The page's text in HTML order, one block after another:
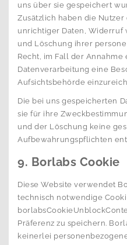
uns über sie gespeichert
Zusätzlich haben die
unrichtiger Daten, Widerruf
und Löschung ihrer
Recht, im Fall der
Datenverarbeitung eine
Aufsichtsbehörde
Die bei uns gespeicherten
sie für ihre
und der Löschung keine
Aufbewahrungspflichten
9. Borlabs Cookie
Diese Website verwendet
technisch notwendige
Präferenz zu speichern.
keinerlei